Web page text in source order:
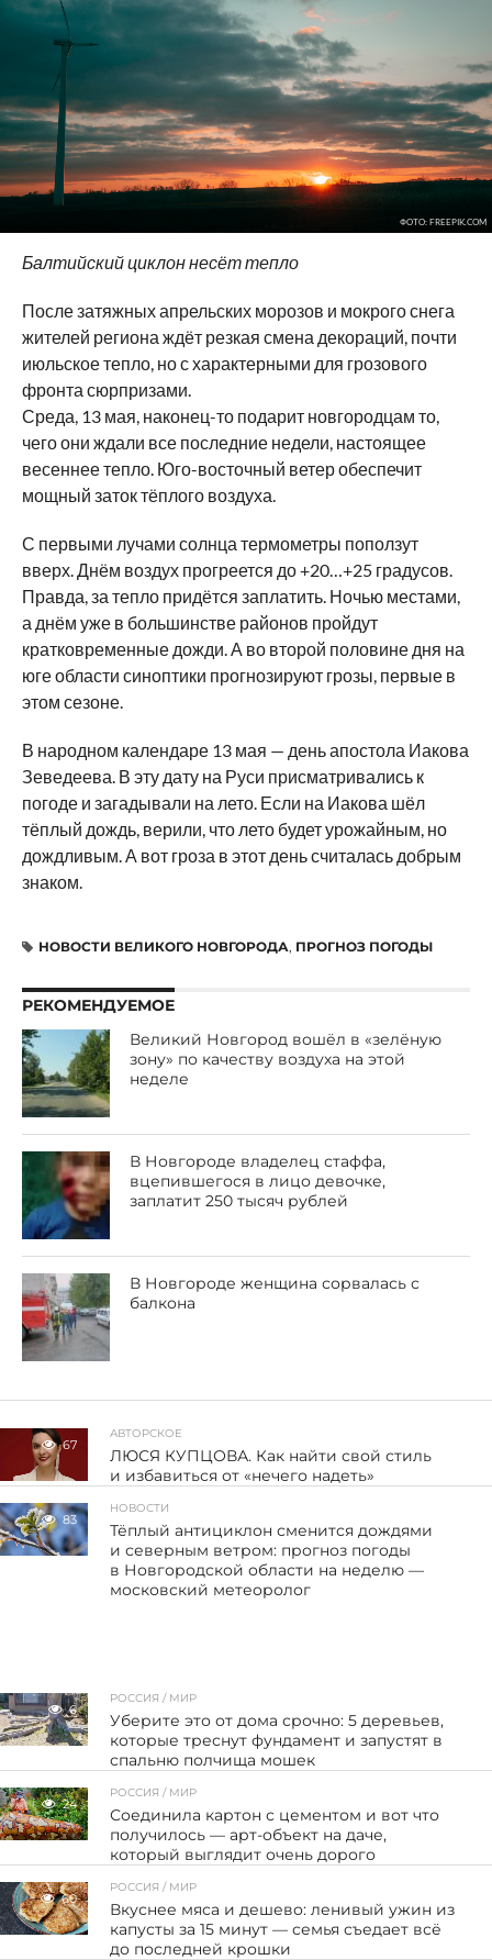
ФОТО: FREEPIK.COM
Балтийский циклон несёт тепло
После затяжных апрельских морозов и мокрого снега
жителей региона ждёт резкая смена декораций, почти
июльское тепло, но с характерными для грозового
фронта сюрпризами.
Среда, 13 мая, наконец-то подарит новгородцам то,
чего они ждали все последние недели, настоящее
весеннее тепло. Юго-восточный ветер обеспечит
мощный заток тёплого воздуха.
С первыми лучами солнца термометры поползут
вверх. Днём воздух прогреется до +20…+25 градусов.
Правда, за тепло придётся заплатить. Ночью местами,
а днём уже в большинстве районов пройдут
кратковременные дожди. А во второй половине дня на
юге области синоптики прогнозируют грозы, первые в
этом сезоне.
В народном календаре 13 мая — день апостола Иакова
Зеведеева. В эту дату на Руси присматривались к
погоде и загадывали на лето. Если на Иакова шёл
тёплый дождь, верили, что лето будет урожайным, но
дождливым. А вот гроза в этот день считалась добрым
знаком.
НОВОСТИ ВЕЛИКОГО НОВГОРОДА, ПРОГНОЗ ПОГОДЫ
РЕКОМЕНДУЕМОЕ
Великий Новгород вошёл в «зелёную
зону» по качеству воздуха на этой
неделе
В Новгороде владелец стаффа,
вцепившегося в лицо девочке,
заплатит 250 тысяч рублей
В Новгороде женщина сорвалась с
балкона
67
АВТОРСКОЕ
ЛЮСЯ КУПЦОВА. Как найти свой стиль
и избавиться от «нечего надеть»
83
НОВОСТИ
Тёплый антициклон сменится дождями
и северным ветром: прогноз погоды
в Новгородской области на неделю —
московский метеоролог
6
РОССИЯ / МИР
Уберите это от дома срочно: 5 деревьев,
которые треснут фундамент и запустят в
спальню полчища мошек
24
РОССИЯ / МИР
Соединила картон с цементом и вот что
получилось — арт-объект на даче,
который выглядит очень дорого
60
РОССИЯ / МИР
Вкуснее мяса и дешево: ленивый ужин из
капусты за 15 минут — семья съедает всё
до последней крошки